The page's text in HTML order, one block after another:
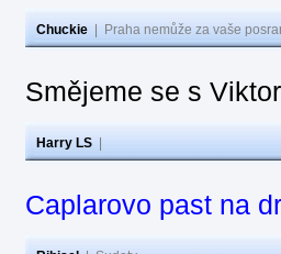
Chuckie Praha nemůže za vaše
Smějeme se s
Harry LS
Caplarovo past na